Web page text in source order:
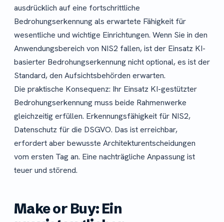
ausdrücklich auf eine fortschrittliche
Bedrohungserkennung als erwartete Fähigkeit für
wesentliche und wichtige Einrichtungen. Wenn Sie in den
Anwendungsbereich von NIS2 fallen, ist der Einsatz KI-
basierter Bedrohungserkennung nicht optional, es ist der
Standard, den Aufsichtsbehörden erwarten.
Die praktische Konsequenz: Ihr Einsatz KI-gestützter
Bedrohungserkennung muss beide Rahmenwerke
gleichzeitig erfüllen. Erkennungsfähigkeit für NIS2,
Datenschutz für die DSGVO. Das ist erreichbar,
erfordert aber bewusste Architekturentscheidungen
vom ersten Tag an. Eine nachträgliche Anpassung ist
teuer und störend.
Make or Buy: Ein